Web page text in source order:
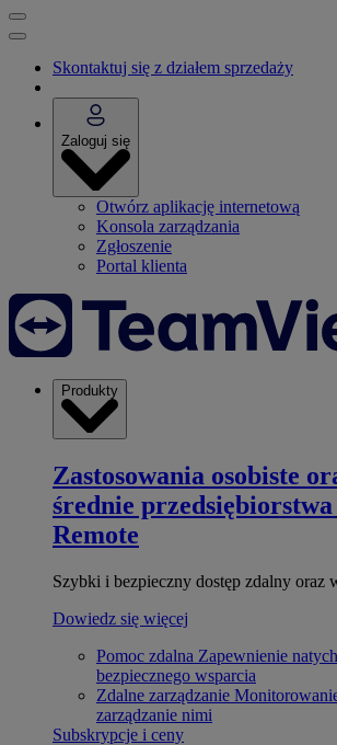
Skontaktuj się z działem sprzedaży
Zaloguj się
Otwórz aplikację internetową
Konsola zarządzania
Zgłoszenie
Portal klienta
Produkty
Zastosowania osobiste
średnie przedsiębiorstwa
Remote
Szybki i bezpieczny dostęp zdalny oraz
Dowiedz się więcej
Pomoc zdalna Zapewnienie
bezpiecznego wsparcia
Zdalne zarządzanie
zarządzanie nimi
Subskrypcje i ceny